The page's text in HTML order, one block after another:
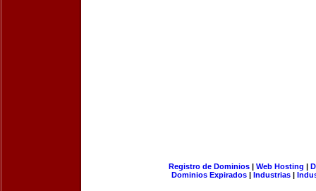
Registro de Dominios| Web Hosting |
Dominios Expirados | Industrias |